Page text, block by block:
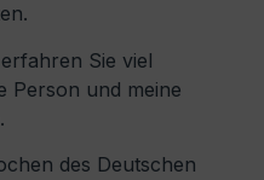
Sie viel
Person und meine
des Deutschen